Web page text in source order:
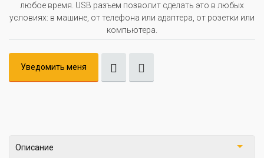
любое время. USB разъем позволит сделать это в любых
условиях: в машине, от телефона или адаптера, от розетки или
компьютера.
Уведомить меня
Описание